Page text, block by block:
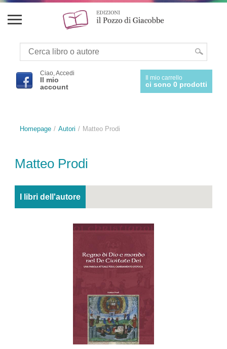
Ciao, Accedi
Il mio
account
Il mio carrello
ci sono 0 prodotti
Homepage Autori Matteo Prodi
Matteo Prodi
I libri dell'autore